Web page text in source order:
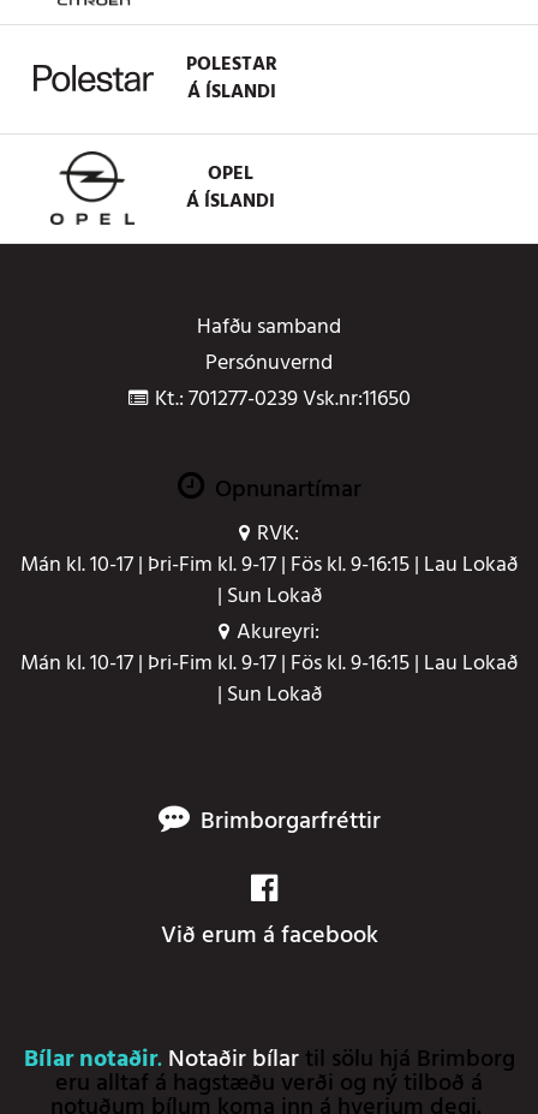
POLESTAR
Á ÍSLANDI
OPEL
Á ÍSLANDI
Hafðu samband
Persónuvernd
Kt.: 701277-0239 Vsk.nr:11650
Opnunartímar
RVK:
Mán kl. 10-17 | Þri-Fim kl. 9-17 | Fös kl. 9-16:15 | Lau Lokað
| Sun Lokað
Akureyri:
Mán kl. 10-17 | Þri-Fim kl. 9-17 | Fös kl. 9-16:15 | Lau Lokað
| Sun Lokað
Brimborgarfréttir
Við erum á facebook
Bílar notaðir. Notaðir bílartil sölu hjá Brimborg
eru alltaf á hagstæðu verði og ný tilboð á